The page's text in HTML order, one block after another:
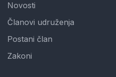
Novosti
Članovi udruženja
Postani član
Zakoni